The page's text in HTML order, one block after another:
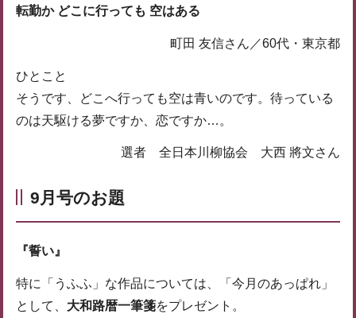
転勤か どこに行っても 空はある
町田 友信さん／60代・東京都
ひとこと
そうです、どこへ行っても空は青いのです。待っている
のは天駆ける夢ですか、恋ですか…。
選者 全日本川柳協会 大西 將文さん
9月号のお題
『誓い』
特に「うふふ」な作品については、「今月のあっぱれ」
として、 大和路暦一筆箋をプレゼント。